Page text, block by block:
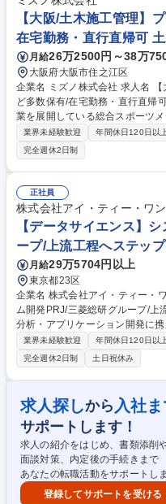
【大阪/土木施工管理】
在宅勤務・直行直帰可
月給26万2500円～38万
大阪府大阪市住之江区
企業名 ミズノ株式会社 求人名 【大阪/土木施工管理】プロ野球球場案件な
ど多数保有/在宅勤務・直行直帰可 仕事の内容 国内は勿論、世界各地
業を展開している総合スポーツ
し、更なる成長を目指しており
設・回収案件の施工管理をお任せします。 【施工例】・
アトップクラス/甲子園球場、京
ルーナドーム、バンデリンドー
館 ・サッカー競技場 【面白さ】
テレビ中継や新聞等で、そこで
けられます。 【育成】OJTから
人前を目指していただきます。 募集職種 【大阪/土木施工管理】プロ野球
球場案件など多数保有/在宅勤務
業界未経験歓迎 年間休日120日以
完全週休2日制
正社員
株式会社アイ・ティー・ワン
【データサイエンス】
ープ/上流工程へステッ
月給29万5704円以上
東京都23区
企業名 株式会社アイ・ティー・ワン 求人名 【データサイエンス
ム開発PRJ/三菱総研グループ/上流工程へス
分析・アプリケーション開発に
等） ■要件定義・グランドデザ
プが可能です。 ・データ分析・データ活用機能の設計・実装 ・データ連
携システムの設計・実装 【プロ
構築、キャンペーン管理システ
能の開発 ・銀行 信用リスク分析、
【データサイエンス】システム
テップUP
業界未経験歓迎 年間休日120日以
完全週休2日制
土日祝休み
求人探しから 入社
サポートします！
求人の紹介をはじめ、書類添削
面談対策、内定後の手続きまで
あなたの転職活動をサポートしま
登録してサポートを受ける